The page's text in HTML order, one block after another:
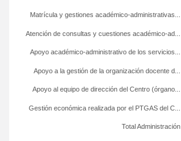
Total Administración
Gestión económica realizada por el PTGAS del C...
Apoyo al equipo de dirección del Centro (órgano...
Apoyo a la gestión de la organización docente d...
Apoyo académico-administrativo de los servicios...
Atención de consultas y cuestiones académico-ad...
Matrícula y gestiones académico-administrativas...